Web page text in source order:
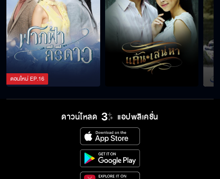
ตอนใหม่EP.16
ดาวน์โหลด แอปพลิเคชั่น